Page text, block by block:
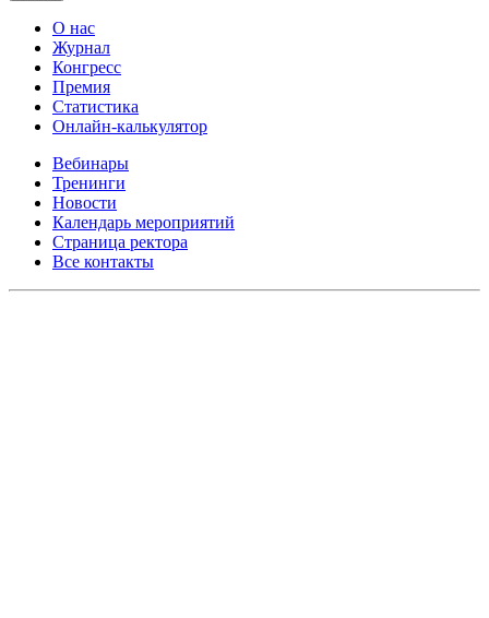
О нас
Журнал
Конгресс
Премия
Статистика
Онлайн-калькулятор
Вебинары
Тренинги
Новости
Календарь мероприятий
Страница ректора
Все контакты